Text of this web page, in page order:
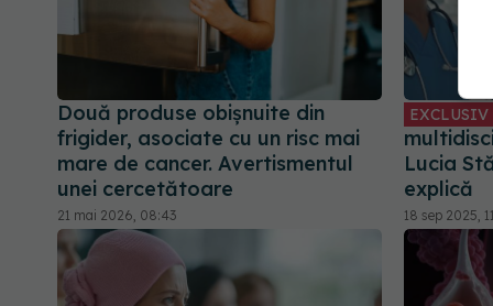
Două produse obișnuite din
frigider, asociate cu un risc mai
mare de cancer. Avertismentul
unei cercetătoare
21 mai 2026, 08:43
EXCLUSIV
Lucia
explică
18 sep 2025,